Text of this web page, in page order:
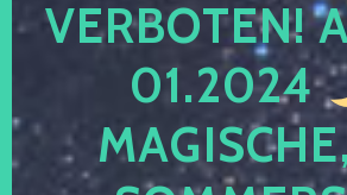
VERBOTEN!
01.2024